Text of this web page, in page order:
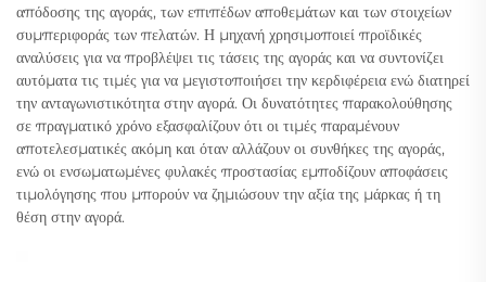
απόδοσης της αγοράς, των επιπέδων αποθεμάτων και των στοιχείων
συμπεριφοράς των πελατών. Η μηχανή χρησιμοποιεί προϊδικές
αναλύσεις για να προβλέψει τις τάσεις της αγοράς και να συντονίζει
αυτόματα τις τιμές για να μεγιστοποιήσει την κερδιφέρεια ενώ διατηρεί
την ανταγωνιστικότητα στην αγορά. Οι δυνατότητες παρακολούθησης
σε πραγματικό χρόνο εξασφαλίζουν ότι οι τιμές παραμένουν
αποτελεσματικές ακόμη και όταν αλλάζουν οι συνθήκες της αγοράς,
ενώ οι ενσωματωμένες φυλακές προστασίας εμποδίζουν αποφάσεις
τιμολόγησης που μπορούν να ζημιώσουν την αξία της μάρκας ή τη
θέση στην αγορά.